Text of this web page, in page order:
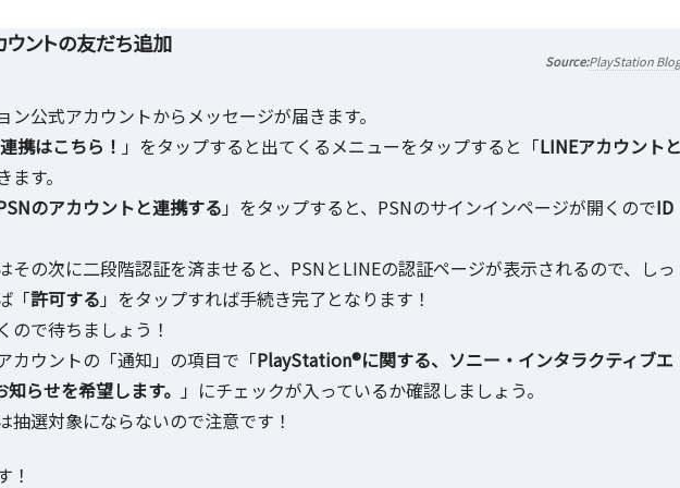
ウントの友だち追加
PlayStation Blog
公式アカウントからメッセージが届きます。
携はこちら！ 」をタップすると出てくるメニューをタップすると「LINEアカウント
す。
のアカウントと連携する 」をタップすると、PSNのサインインページが開くのでID
その次に二段階認証を済ませると、PSNとLINEの認証ページが表示されるので、しっ
「許可する 」をタップすれば手続き完了となります！
ので待ちましょう！
カウントの「通知」の項目で「PlayStation®に関する、ソニー・インタラクティブエ
らせを希望します。 」にチェックが入っているか確認しましょう。
選対象にならないので注意です！
！